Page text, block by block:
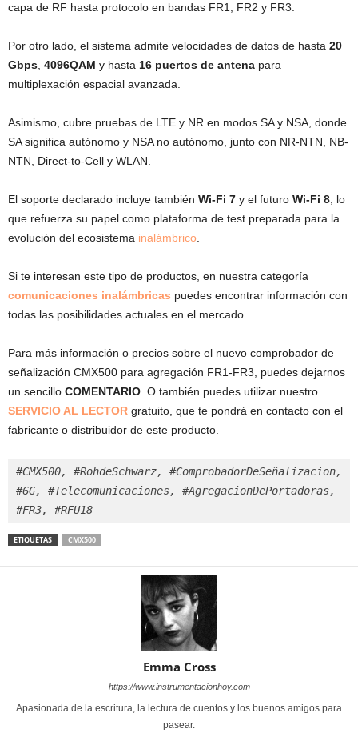
capa de RF hasta protocolo en bandas FR1, FR2 y FR3.
Por otro lado, el sistema admite velocidades de datos de hasta 20
Gbps 4096QAM y hasta 16 puertos de antena para
multiplexación espacial avanzada.
Asimismo, cubre pruebas de LTE y NR en modos SA y NSA, donde
SA significa autónomo y NSA no autónomo, junto con NR-NTN, NB-
NTN, Direct-to-Cell y WLAN.
El soporte declarado incluye también Wi-Fi 7 y el futuro Wi-Fi 8 , lo
que refuerza su papel como plataforma de test preparada para la
evolución del ecosistema inalámbrico
Si te interesan este tipo de productos, en nuestra categoría
comunicaciones inalámbricas puedes encontrar información con
todas las posibilidades actuales en el mercado.
Para más información o precios sobre el nuevo comprobador de
señalización CMX500 para agregación FR1-FR3, puedes dejarnos
un sencillo COMENTARIO . O también puedes utilizar nuestro
SERVICIO AL LECTOR gratuito, que te pondrá en contacto con el
fabricante o distribuidor de este producto.
#CMX500, #RohdeSchwarz, #ComprobadorDeSeñalizacion,
#6G, #Telecomunicaciones, #AgregacionDePortadoras,
#FR3, #RFU18
ETIQUETAS CMX500
Emma Cross
https://www.instrumentacionhoy.com
Apasionada de la escritura, la lectura de cuentos y los buenos amigos para
pasear.